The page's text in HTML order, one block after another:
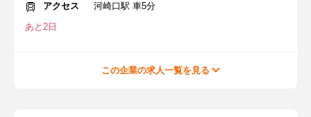
アクセス
河崎口駅 車5分
あと2日
この企業の求人一覧を見る